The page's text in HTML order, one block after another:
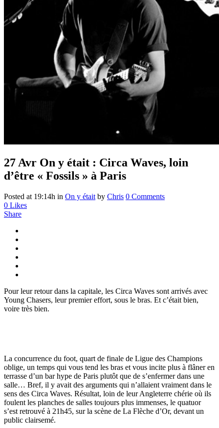
27 Avr On y était : Circa Waves, loin
d’être « Fossils » à Paris
Posted at 19:14h in On y était by Chris 0 Comments
0 Likes
Share
Pour leur retour dans la capitale, les Circa Waves sont arrivés avec
Young Chasers, leur premier effort, sous le bras. Et c’était bien,
voire très bien.
La concurrence du foot, quart de finale de Ligue des Champions
oblige, un temps qui vous tend les bras et vous incite plus à flâner en
terrasse d’un bar hype de Paris plutôt que de s’enfermer dans une
salle… Bref, il y avait des arguments qui n’allaient vraiment dans le
sens des Circa Waves. Résultat, loin de leur Angleterre chérie où ils
foulent les planches de salles toujours plus immenses, le quatuor
s’est retrouvé à 21h45, sur la scène de La Flèche d’Or, devant un
public clairsemé.